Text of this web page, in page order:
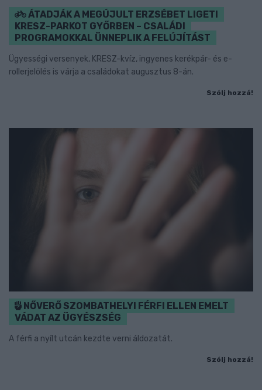
ÁTADJÁK A MEGÚJULT ERZSÉBET LIGETI
KRESZ-PARKOT GYŐRBEN – CSALÁDI
PROGRAMOKKAL ÜNNEPLIK A FELÚJÍTÁST
Ügyességi versenyek, KRESZ-kvíz, ingyenes kerékpár- és e-
rollerjelölés is várja a családokat augusztus 8-án.
Szólj hozzá!
NŐVERŐ SZOMBATHELYI FÉRFI ELLEN EMELT
VÁDAT AZ ÜGYÉSZSÉG
A férfi a nyílt utcán kezdte verni áldozatát.
Szólj hozzá!